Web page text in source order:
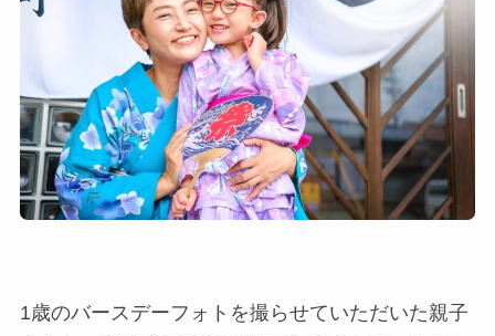
1歳のバースデーフォトを撮らせていただいた親子